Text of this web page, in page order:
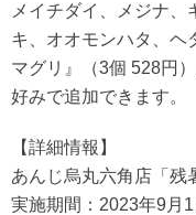
メイチダイ、メジナ
キ、オオモンハタ、ヘ
マグリ』（3個 528円
好みで追加できます。
【詳細情報】
あんじ烏丸六角店「残
実施期間：2023年9月